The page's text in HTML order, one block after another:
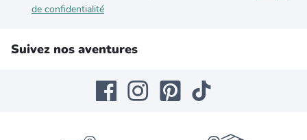
de confidentialité
Suivez nos aventures